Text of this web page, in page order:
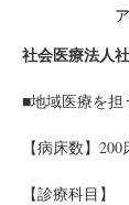
社会医療法人
■地域医療を担
【病床数】200
【診療科目】